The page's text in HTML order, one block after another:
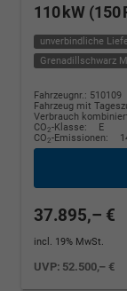
110 kW
unverbindliche
Grenadillschwarz
Fahrzeugnr.: 510109
Fahrzeug mit
Verbrauch
CO2-Klasse:
E
CO2-Emissionen:
37.895,– €
incl. 19% MwSt.
UVP: 52.500,– €